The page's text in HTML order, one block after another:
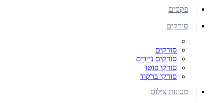
פקסים
סורקים
סורקים
סורקים ניידים
סורקי פוטו
סורקי ברקוד
מכונות צילום